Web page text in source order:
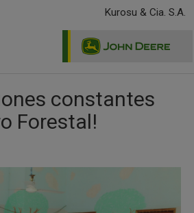
Kurosu & Cia. S.A.
constantes
Forestal!